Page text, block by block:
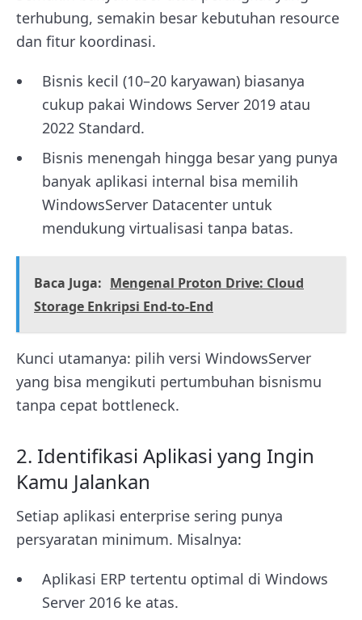
terhubung, semakin besar kebutuhan resource
dan fitur koordinasi.
Bisnis kecil (10–20 karyawan) biasanya
cukup pakai Windows Server 2019 atau
2022 Standard.
Bisnis menengah hingga besar yang punya
banyak aplikasi internal bisa memilih
WindowsServer Datacenter untuk
mendukung virtualisasi tanpa batas.
Baca Juga: Mengenal Proton Drive: Cloud
Storage Enkripsi End-to-End
Kunci utamanya: pilih versi WindowsServer
yang bisa mengikuti pertumbuhan bisnismu
tanpa cepat bottleneck.
2. Identifikasi Aplikasi yang Ingin
Kamu Jalankan
Setiap aplikasi enterprise sering punya
persyaratan minimum. Misalnya:
Aplikasi ERP tertentu optimal di Windows
Server 2016 ke atas.